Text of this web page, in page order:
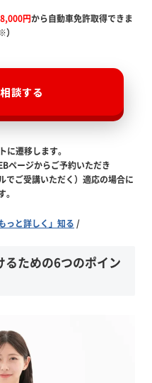
円から自動車免許取得できま
談する
遷移します。
ページからご予約いただき
でご受講いただく）適応の場合に
。
っと詳しく」知る /
るための6つのポイン